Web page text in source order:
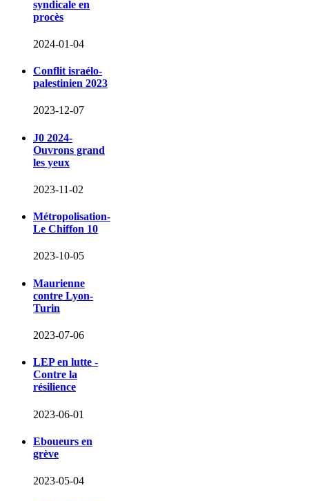
syndicale en
procès
2024-01-04
Conflit israélo-
palestinien 2023
2023-12-07
J0 2024-
Ouvrons grand
les yeux
2023-11-02
Métropolisation-
Le Chiffon 10
2023-10-05
Maurienne
contre Lyon-
Turin
2023-07-06
LEP en lutte -
Contre la
résilience
2023-06-01
Eboueurs en
grève
2023-05-04